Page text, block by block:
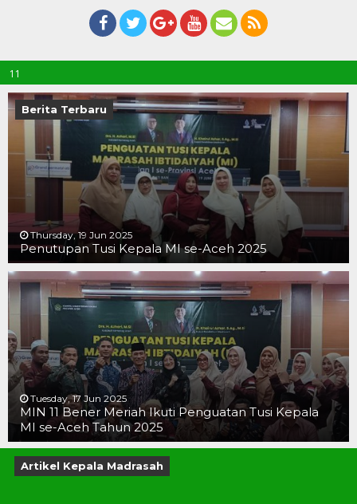
Berita Terbaru
Thursday, 19 Jun 2025
Penutupan Tusi Kepala MI se-Aceh 2025
Tuesday, 17 Jun 2025
MIN 11 Bener Meriah Ikuti Penguatan Tusi Kepala
MI se-Aceh Tahun 2025
Artikel Kepala Madrasah
19 JUN 2025
19 JUN 2025
16 JUN 2025